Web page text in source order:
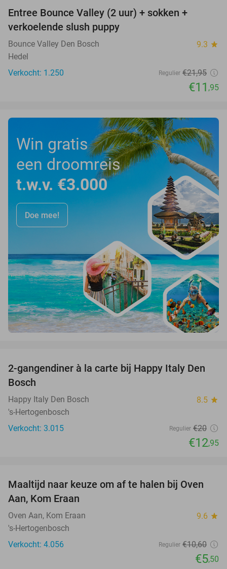
Entree Bounce Valley (2 uur) + sokken +
verkoelende slush puppy
Bounce Valley Den Bosch 9.3 star
Hedel
Verkocht: 1.250
Regulier €21,95
€11 ,95
Win gratis
een droomreis
t.w.v. €3.000
Doe mee!
35%
2-gangendiner à la carte bij Happy Italy Den
Bosch
Happy Italy Den Bosch 8.5 star
's-Hertogenbosch
Verkocht: 3.015
Regulier €20
€12,95
48%
Maaltijd naar keuze om af te halen bij Oven
Aan, Kom Eraan
Oven Aan, Kom Eraan 9.6 star
's-Hertogenbosch
Verkocht: 4.056
Regulier €10,60
€5,50